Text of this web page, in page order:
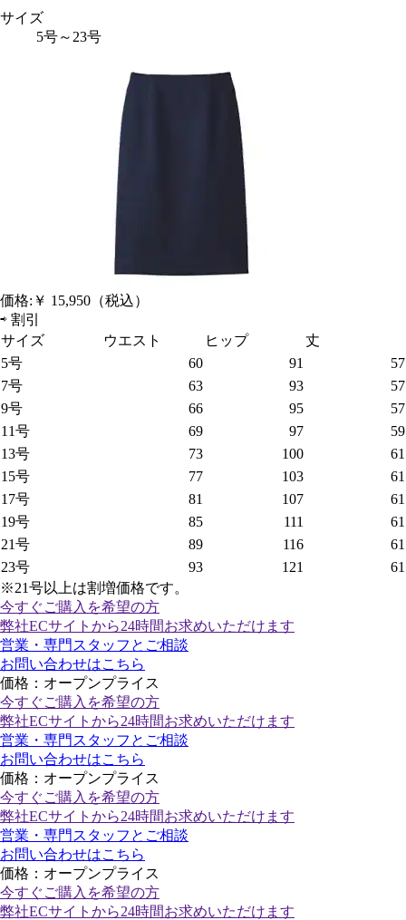
サイズ
5号～23号
価格: ￥ 15,950 （税込）
⇨ 割引
サイズ
ウエスト ヒップ
丈
5号
60 91
57
7号
63 93
57
9号
66 95
57
11号
69 97
59
13号
73 100
61
15号
77 103
61
17号
81 107
61
19号
85 111
61
21号
89 116
61
23号
93 121
61
※21号以上は割増価格です。
今すぐご購入 を希望の方
弊社ECサイトから24時間お求めいただけます
営業・専門スタッフとご相談
お問い合わせはこちら
価格：オープンプライス
今すぐご購入 を希望の方
弊社ECサイトから24時間お求めいただけます
営業・専門スタッフとご相談
お問い合わせはこちら
価格：オープンプライス
今すぐご購入 を希望の方
弊社ECサイトから24時間お求めいただけます
営業・専門スタッフとご相談
お問い合わせはこちら
価格：オープンプライス
今すぐご購入 を希望の方
弊社ECサイトから24時間お求めいただけます